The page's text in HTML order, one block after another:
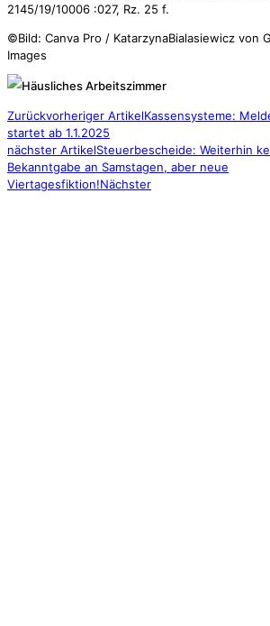
2145/19/10006 :027, Rz. 25 f.
©Bild: Canva Pro / KatarzynaBialasiewicz von
Images
Zurückvorheriger ArtikelKassensysteme:
startet ab 1.1.2025
nächster ArtikelSteuerbescheide: Weiterhin
Bekanntgabe an Samstagen, aber neue
Viertagesfiktion!Nächster